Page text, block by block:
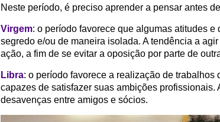
Neste período, é preciso aprender a pensar antes
Virgem: o período favorece que algumas atitudes
segredo e/ou de maneira isolada. A tendência a
ação, a fim de se evitar a oposição por parte de
Libra: o período favorece a realização de trabalhos
capazes de satisfazer suas ambições profissionais.
desavenças entre amigos e sócios.